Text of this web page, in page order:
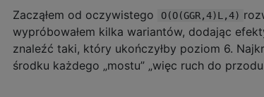
Zacząłem od oczywistego O(O(GGR,4)L,4)
wypróbowałem kilka wariantów, dodając
znaleźć taki, który ukończyłby poziom 6.
środku każdego „mostu” „więc ruch do